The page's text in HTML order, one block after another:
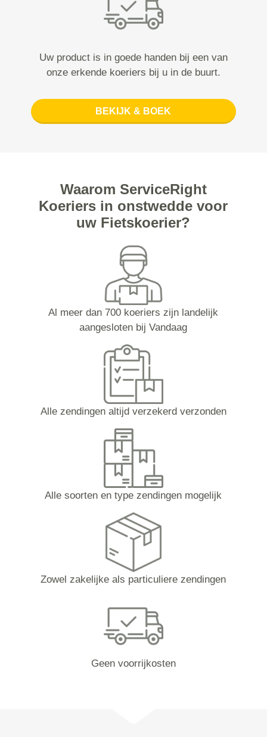
Uw product is in goede handen bij een van
onze erkende koeriers bij u in de buurt.
BEKIJK & BOEK
Waarom ServiceRight
Koeriers in onstwedde voor
uw Fietskoerier?
Al meer dan 700 koeriers zijn landelijk
aangesloten bij Vandaag
Alle zendingen altijd verzekerd verzonden
Alle soorten en type zendingen mogelijk
Zowel zakelijke als particuliere zendingen
Geen voorrijkosten